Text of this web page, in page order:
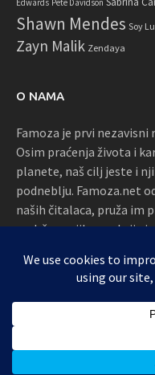
Edwards Pete Davidson
Shawn Mendes Soy
Zayn Malik Zendaya
O NAMA
Famoza je prvi
Osim praćenja života i
planete, naš cilj jeste i
podneblju. Famoza.net
naših čitalaca, pruža im
podržava njihove akcije i